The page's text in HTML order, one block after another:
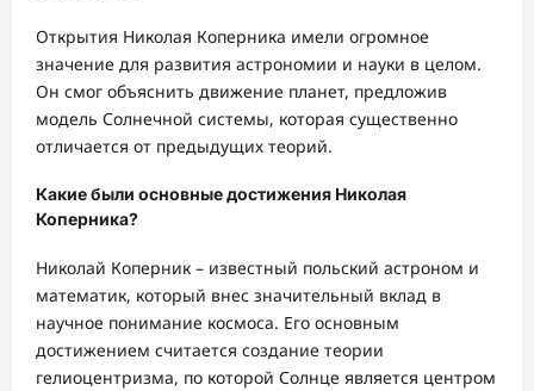
Открытия Николая Коперника имели огромное
значение для развития астрономии и науки в целом.
Он смог объяснить движение планет, предложив
модель Солнечной системы, которая существенно
отличается от предыдущих теорий.
Какие были основные достижения Николая
Коперника?
Николай Коперник – известный польский астроном и
математик, который внес значительный вклад в
научное понимание космоса. Его основным
достижением считается создание теории
гелиоцентризма, по которой Солнце является центром